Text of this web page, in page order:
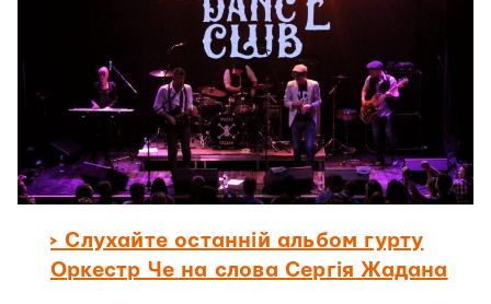
> Слухайте останній альбом гурту
Оркестр Че на слова Сергія Жадана